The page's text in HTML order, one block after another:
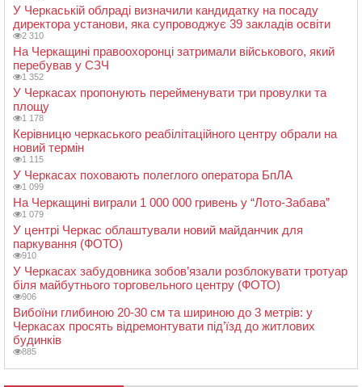
У Черкаській облраді визначили кандидатку на посаду
директора установи, яка супроводжує 39 закладів освіти
2 310
На Черкащині правоохоронці затримали військового, який
перебував у СЗЧ
1 352
У Черкасах пропонують перейменувати три провулки та
площу
1 178
Керівницю черкаського реабілітаційного центру обрали на
новий термін
1 115
У Черкасах поховають полеглого оператора БпЛА
1 099
На Черкащині виграли 1 000 000 гривень у “Лото-Забава”
1 079
У центрі Черкас облаштували новий майданчик для
паркування (ФОТО)
910
У Черкасах забудовника зобов’язали розблокувати тротуар
біля майбутнього торговельного центру (ФОТО)
906
Вибоїни глибиною 20-30 см та шириною до 3 метрів: у
Черкасах просять відремонтувати під’їзд до житлових
будинків
885